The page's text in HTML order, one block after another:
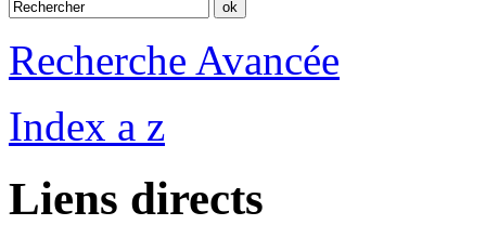
Recherche Avancée
Index a z
Liens directs